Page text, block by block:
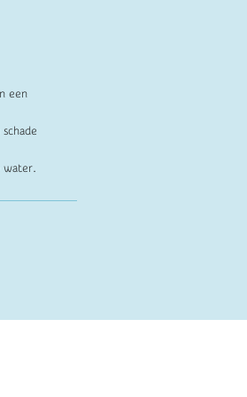
een
water.